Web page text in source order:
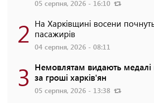
05 серпня, 2026 - 16:10
2 На Харківщині восени
пасажирів
04 серпня, 2026 - 08:11
3 Немовлятам видають медалі
за гроші харків'ян
05 серпня, 2026 - 13:38